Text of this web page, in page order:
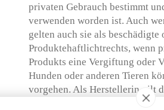
privaten Gebrauch bestimmt
verwenden worden ist. Auch
gelten auch sie als beschädigte
Produktehaftlichtrechts, wenn
Produkts eine Vergiftung oder
Hunden oder anderen Tieren
vorgehen. Als Herstellerin gilt
ein End- oder ein Teilprodukt